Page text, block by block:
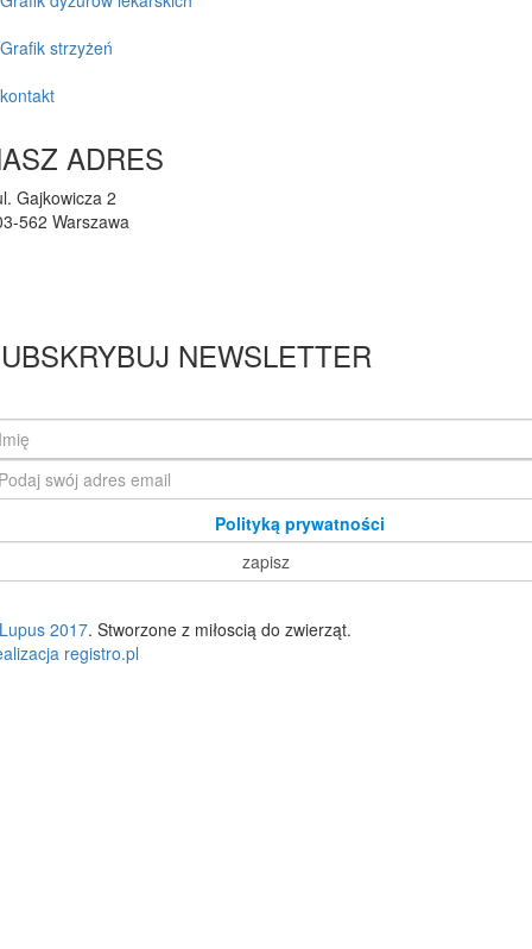
Grafik strzyżeń
kontakt
ADRES
Gajkowicza 2
562 Warszawa
NEWSLETTER
Polityką prywatności
Lupus 2017. Stworzone z miłoscią do zwierząt.
registro.pl